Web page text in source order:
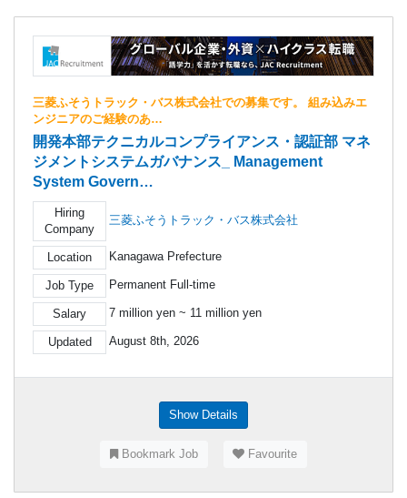
三菱ふそうトラック・バス株式会社での募集です。 組み込みエ
ンジニアのご経験のあ…
開発本部テクニカルコンプライアンス・認証部 マネ
ジメントシステムガバナンス_ Management
System Govern…
Hiring
Company
三菱ふそうトラック・バス株式会社
Location Kanagawa Prefecture
Job Type Permanent Full-time
Salary 7 million yen ~ 11 million yen
Updated August 8th, 2026
Show Details
Bookmark Job Favourite